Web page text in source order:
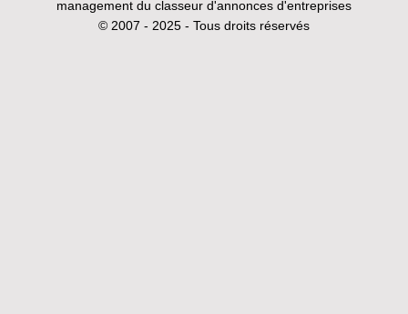
management du classeur d'annonces d'entreprises
© 2007 - 2025 - Tous droits réservés